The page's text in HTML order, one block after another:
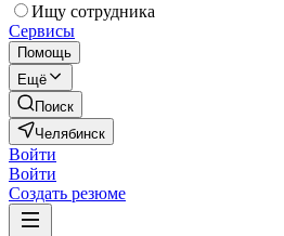
Ищу сотрудника
Сервисы
Помощь
Ещё
Поиск
Челябинск
Войти
Войти
Создать резюме